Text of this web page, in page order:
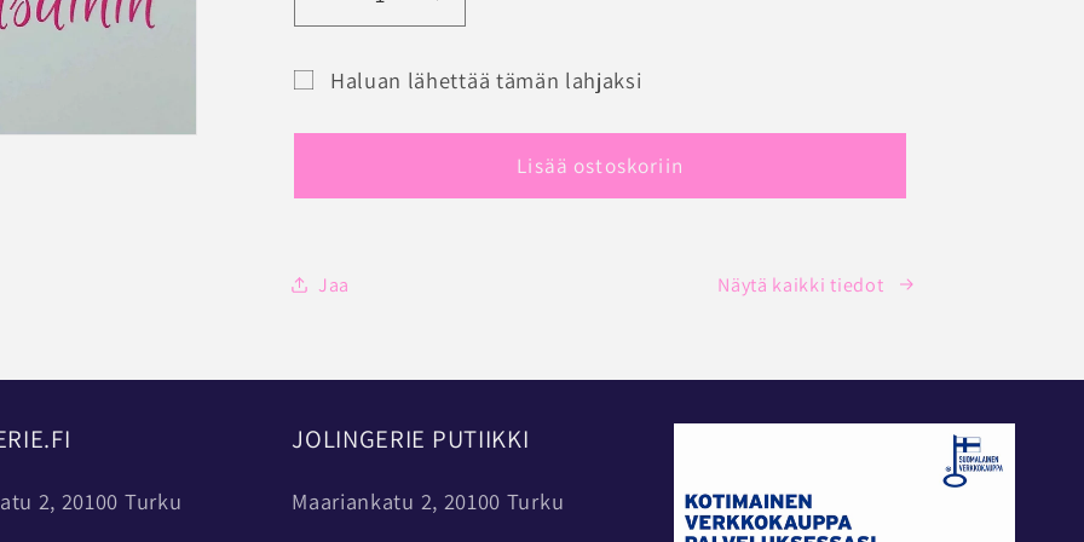
Vähennä
tuotteen
LAHJAKORTTI
Lisää
tuotteen
LAHJAKORTTI
Haluan lähettää tämän lahjaksi
Lisää ostoskoriin
Jaa Näytä kaikki tiedot
2, 20100 Turku
JOLINGERIE PUTIIKKI
Maariankatu 2, 20100 Turku